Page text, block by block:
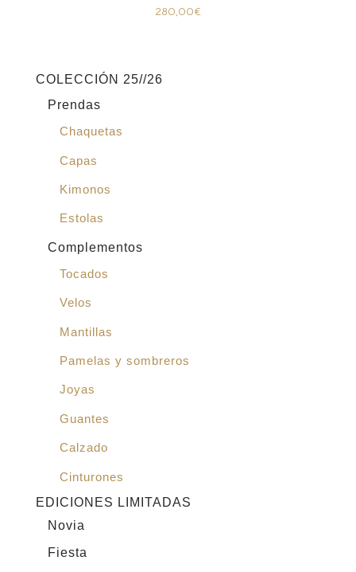
280,00€
COLECCIÓN 25//26
Prendas
Chaquetas
Capas
Kimonos
Estolas
Complementos
Tocados
Velos
Mantillas
Pamelas y sombreros
Joyas
Guantes
Calzado
Cinturones
EDICIONES LIMITADAS
Novia
Fiesta